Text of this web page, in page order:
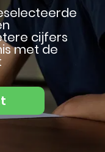
cijfers
met de